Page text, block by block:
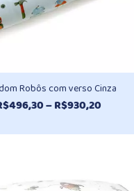
Robôs com verso Cinza
496,30–R$930,20Faixa
preço: